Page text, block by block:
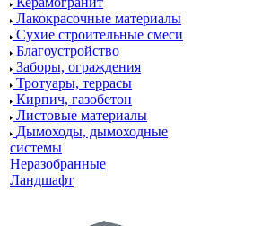
Лакокрасочные материалы
Сухие строительные смеси
Благоустройство
Заборы, ограждения
Тротуары, террасы
Кирпич, газобетон
Листовые материалы
Дымоходы, дымоходные
системы
Неразобранные
Ландшафт